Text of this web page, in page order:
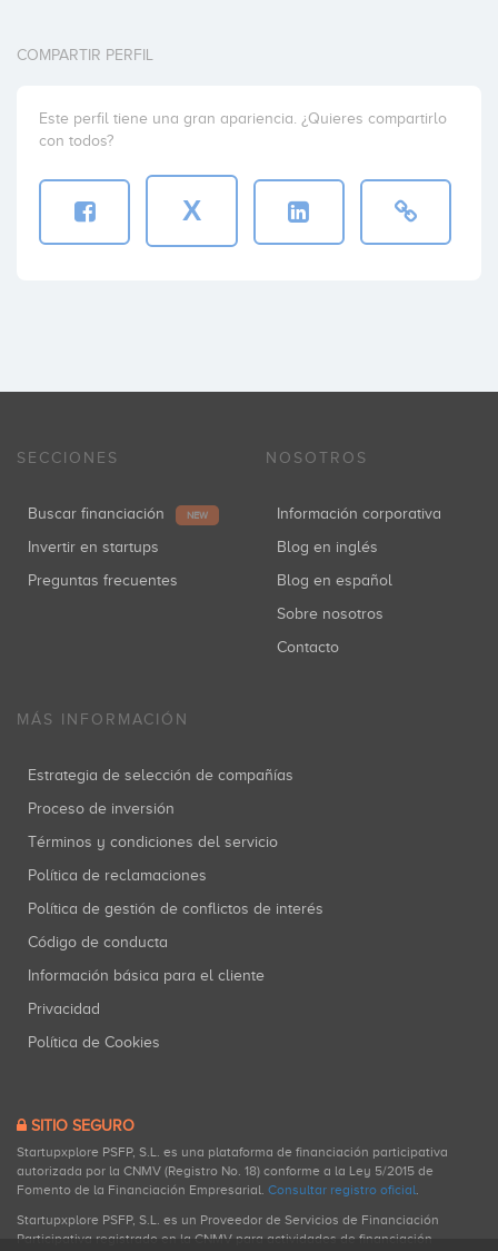
COMPARTIR PERFIL
Este perfil tiene una gran apariencia. ¿Quieres compartirlo
con todos?
X
SECCIONES
Buscar financiación NEW
Invertir en startups
Preguntas frecuentes
NOSOTROS
Información corporativa
Blog en inglés
Blog en español
Sobre nosotros
Contacto
MÁS INFORMACIÓN
Estrategia de selección de compañías
Proceso de inversión
Términos y condiciones del servicio
Política de reclamaciones
Política de gestión de conflictos de interés
Código de conducta
Información básica para el cliente
Privacidad
Política de Cookies
SITIO SEGURO
Startupxplore PSFP, S.L. es una plataforma de financiación participativa
autorizada por la CNMV (Registro No. 18) conforme a la Ley 5/2015 de
Fomento de la Financiación Empresarial. Consultar registro oficial.
Startupxplore PSFP, S.L. es un Proveedor de Servicios de Financiación
Participativa registrado en la CNMV para actividades de financiación